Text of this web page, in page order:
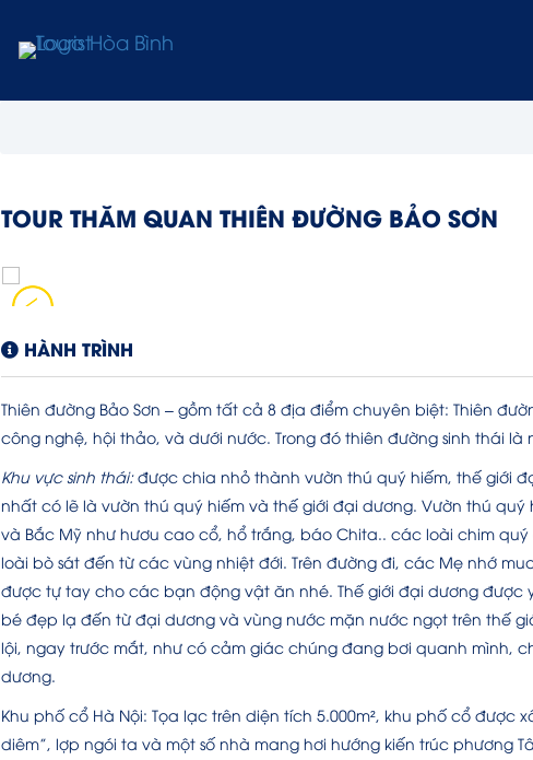
TOUR THĂM QUAN THIÊN ĐƯỜNG BẢO SƠN
HÀNH TRÌNH
Thiên đường Bảo Sơn – gồm tất cả 8 địa điểm chuyên biệt: Thiên
công nghệ, hội thảo, và dưới nước. Trong đó thiên đường sinh thái
Khu vực sinh thái:được chia nhỏ thành vườn thú quý hiếm, thế giới
nhất có lẽ là vườn thú quý hiếm và thế giới đại dương. Vườn thú
và Bắc Mỹ như hươu cao cổ, hổ trắng, báo Chita.. các loài chim
loài bò sát đến từ các vùng nhiệt đới. Trên đường đi, các Mẹ nhớ
được tự tay cho các bạn động vật ăn nhé. Thế giới đại dương
bé đẹp lạ đến từ đại dương và vùng nước mặn nước ngọt trên thế
lội, ngay trước mắt, như có cảm giác chúng đang bơi quanh mình,
dương.
Khu phố cổ Hà Nội: Tọa lạc trên diện tích 5.000m², khu phố cổ được
diêm”, lợp ngói ta và một số nhà mang hơi hướng kiến trúc phương